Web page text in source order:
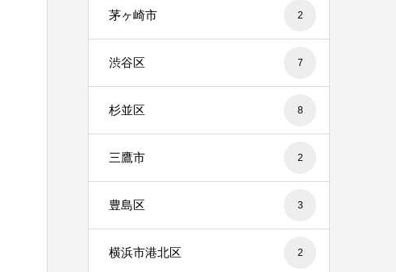
茅ヶ崎市 2
渋谷区 7
杉並区 8
三鷹市 2
豊島区 3
横浜市港北区 2